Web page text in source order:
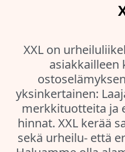
XXL on
asiakkailleen
yksinkertainen:
merkkituotteita ja
hinnat. XXL kerää
sekä urheilu- että